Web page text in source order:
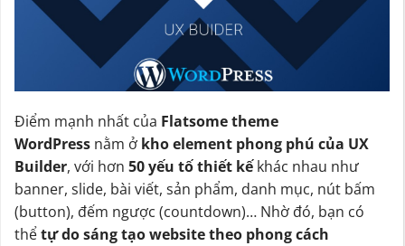
Điểm mạnh nhất của Flatsome theme
WordPress nằm ở kho element phong phú của UX
Builder, với hơn 50 yếu tố thiết kếkhác nhau như
banner, slide, bài viết, sản phẩm, danh mục, nút bấm
(button), đếm ngược (countdown)… Nhờ đó, bạn có
thểtự do sáng tạo website theo phong cách